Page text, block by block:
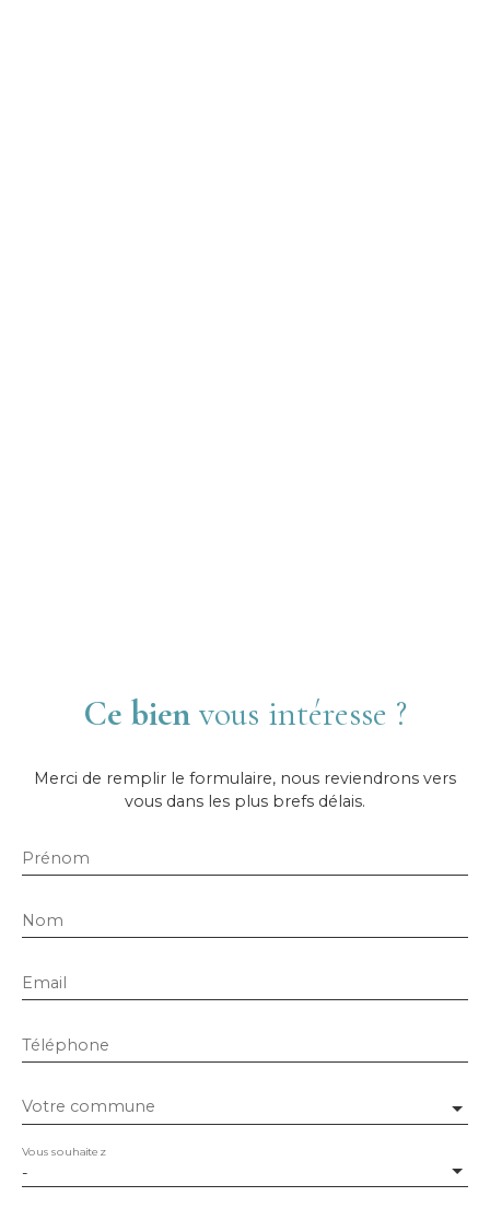
Ce bien vous intéresse ?
Merci de remplir le formulaire, nous reviendrons vers
vous dans les plus brefs délais.
Prénom
Nom
Email
Téléphone
Votre commune
-
Vous souhaitez